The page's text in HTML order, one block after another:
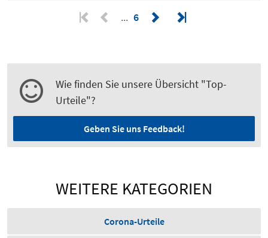
6
Wie finden Sie unsere Übersicht "Top-
Urteile"?
Geben Sie uns Feedback!
WEITERE KATEGORIEN
Corona-Urteile